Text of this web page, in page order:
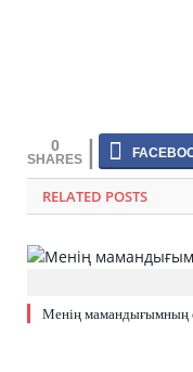
0
RELATED POSTS
Менің мамандығымның